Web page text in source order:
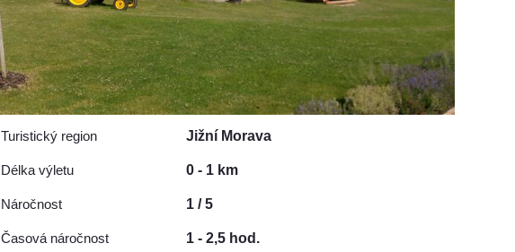
Turistický region Jižní Morava
Délka výletu 0 - 1 km
Náročnost 1 / 5
Časová náročnost 1 - 2,5 hod.